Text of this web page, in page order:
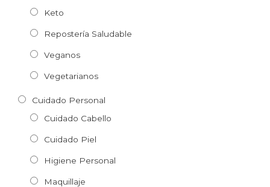
Keto
Repostería Saludable
Veganos
Vegetarianos
Cuidado Personal
Cuidado Cabello
Cuidado Piel
Higiene Personal
Maquillaje